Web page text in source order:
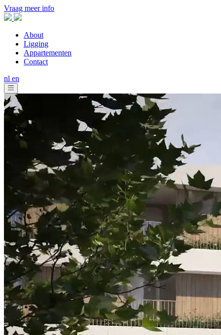
Vraag meer info
About
Ligging
Appartementen
Contact
nl en